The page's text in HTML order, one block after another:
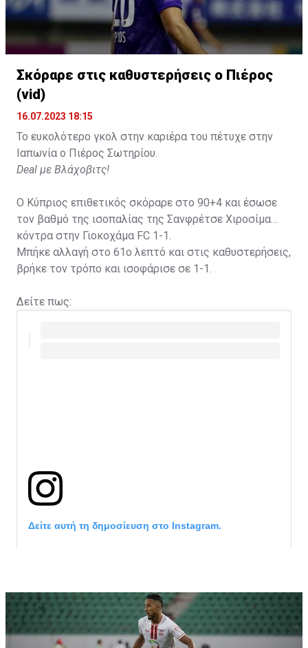
Σκόραρε στις καθυστερήσεις ο Πιέρος
(vid)
16.07.2023 18:15
Το ευκολότερο γκολ στην καριέρα του πέτυχε στην
Ιαπωνία ο Πιέρος Σωτηρίου.
Deal με Βλάχοβιτς!
Ο Κύπριος επιθετικός σκόραρε στο 90+4 και έσωσε
τον βαθμό της ισοπαλίας της Σανφρέτσε Χιροσίμα
κόντρα στην Γιοκοχάμα FC 1-1.
Μπήκε αλλαγή στο 61ο λεπτό και στις καθυστερήσεις,
βρήκε τον τρόπο και ισοφάρισε σε 1-1.
Δείτε πως:
Δείτε αυτή τη δημοσίευση στο Instagram.